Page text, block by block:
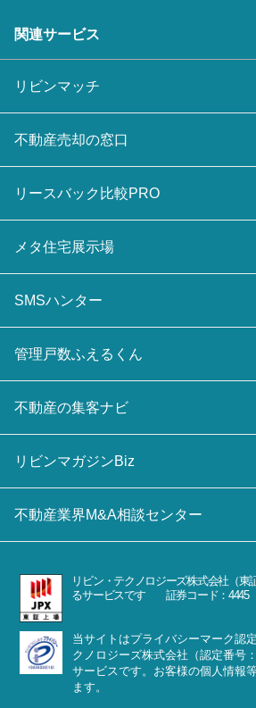
関連サービス
リビンマッチ
不動産売却の窓口
リースバック比較PRO
メタ住宅展示場
SMSハンター
管理戸数ふえるくん
不動産の集客ナビ
リビンマガジンBiz
不動産業界M&A相談センター
リビン・テクノロジーズ株式会社（東
るサービスです 証券コード：4445
当サイトはプライバシーマーク認
クノロジーズ株式会社（認定番号
サービスです。お客様の個人情報
ます。